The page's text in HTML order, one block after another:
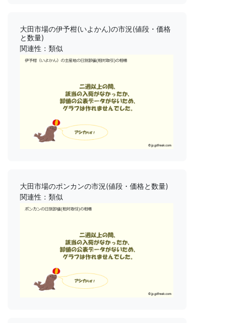
大田市場の伊予柑(いよかん)の市況(値段・価格
と数量)
関連性：類似
大田市場のポンカンの市況(値段・価格と数量)
関連性：類似